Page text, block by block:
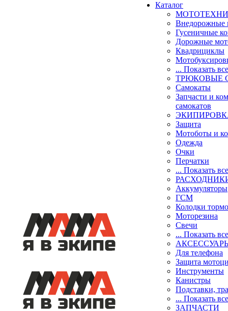
Каталог
Внедорожные
Гусеничные
Дорожные
Квадрициклы
... Показать все
ТРЮКОВЫЕ
Самокаты
Запчасти и
самокатов
Защита
Мотоботы и
Одежда
Очки
Перчатки
... Показать все
Аккумуляторы
ГСМ
Колодки
Моторезина
Свечи
... Показать все
Для телефона
Защита
Инструменты
Канистры
Подставки,
... Показать все
ЗАПЧАСТИ